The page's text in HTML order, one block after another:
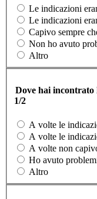
Le indicazioni
Le indicazioni
Capivo sempre
Non ho avuto
Altro
Dove hai
1/2
A volte le
A volte le
A volte non
Ho avuto
Altro